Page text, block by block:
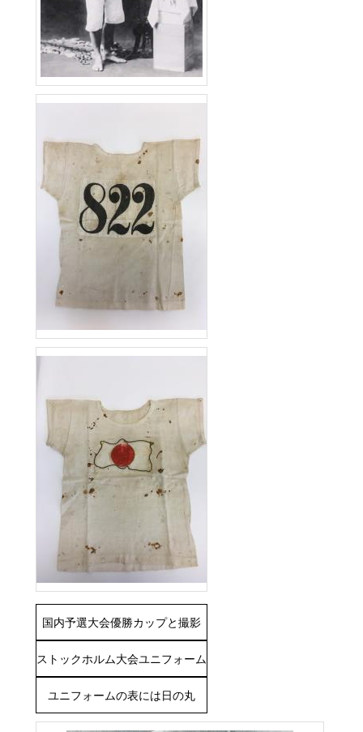
国内予選大会優勝カップと撮影
ストックホルム大会ユニフォーム
ユニフォームの表には日の丸